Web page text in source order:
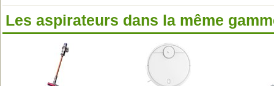
Les aspirateurs dans la même